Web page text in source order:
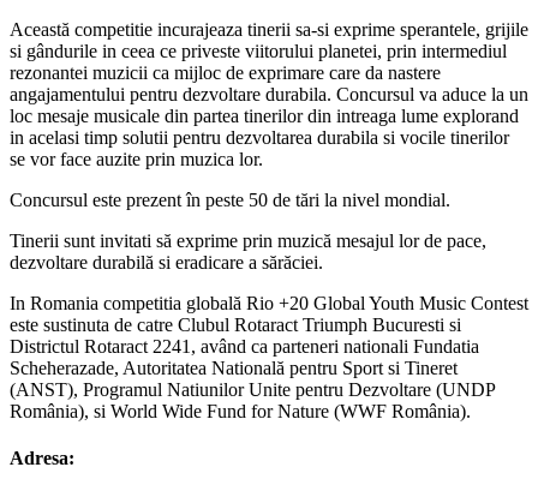
Această competitie incurajeaza tinerii sa-si exprime sperantele, grijile
si gândurile in ceea ce priveste viitorului planetei, prin intermediul
rezonantei muzicii ca mijloc de exprimare care da nastere
angajamentului pentru dezvoltare durabila. Concursul va aduce la un
loc mesaje musicale din partea tinerilor din intreaga lume explorand
in acelasi timp solutii pentru dezvoltarea durabila si vocile tinerilor
se vor face auzite prin muzica lor.
Concursul este prezent în peste 50 de tări la nivel mondial.
Tinerii sunt invitati să exprime prin muzică mesajul lor de pace,
dezvoltare durabilă si eradicare a sărăciei.
In Romania competitia globală Rio +20 Global Youth Music Contest
este sustinuta de catre Clubul Rotaract Triumph Bucuresti si
Districtul Rotaract 2241, având ca parteneri nationali Fundatia
Scheherazade, Autoritatea Natională pentru Sport si Tineret
(ANST), Programul Natiunilor Unite pentru Dezvoltare (UNDP
România), si World Wide Fund for Nature (WWF România).
Adresa: